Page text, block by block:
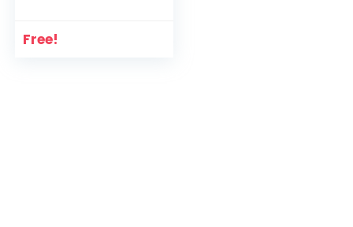
Multicolore
Free!